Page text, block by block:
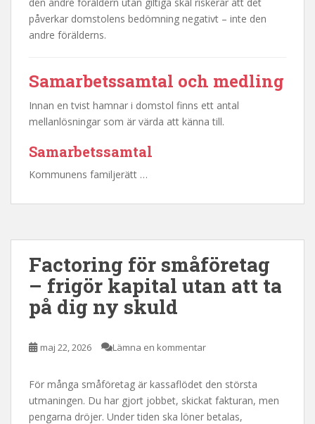
påverkar domstolens bedömning negativt – inte den
andre förälderns.
Samarbetssamtal och medling
Innan en tvist hamnar i domstol finns ett antal
mellanlösningar som är värda att känna till.
Samarbetssamtal
Kommunens familjerätt …
Factoring för småföretag
– frigör kapital utan att ta
på dig ny skuld
maj 22, 2026 Lämna en kommentar
För många småföretag är kassaflödet den största
utmaningen. Du har gjort jobbet, skickat fakturan, men
pengarna dröjer. Under tiden ska löner betalas,